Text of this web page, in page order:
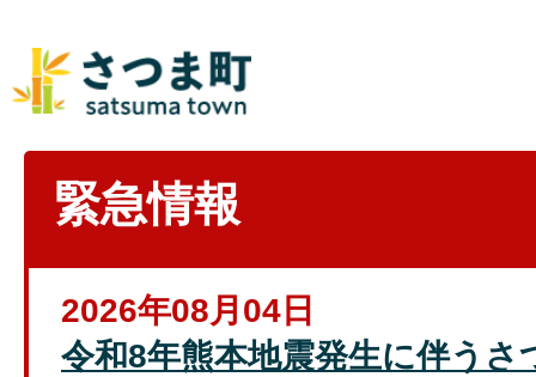
緊急情報
2026年08月04日
令和8年熊本地震発生に伴うさ